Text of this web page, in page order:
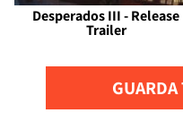
Desperados III - Release
Trailer